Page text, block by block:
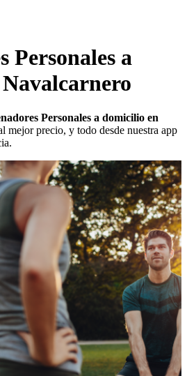
Personales a
Personales a domicilio en
mejor precio, y todo desde nuestra app